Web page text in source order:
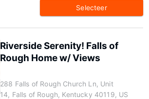
Selecteer
Riverside Serenity! Falls of
Rough Home w/ Views
288 Falls of Rough Church Ln, Unit
14, Falls of Rough, Kentucky 40119, US